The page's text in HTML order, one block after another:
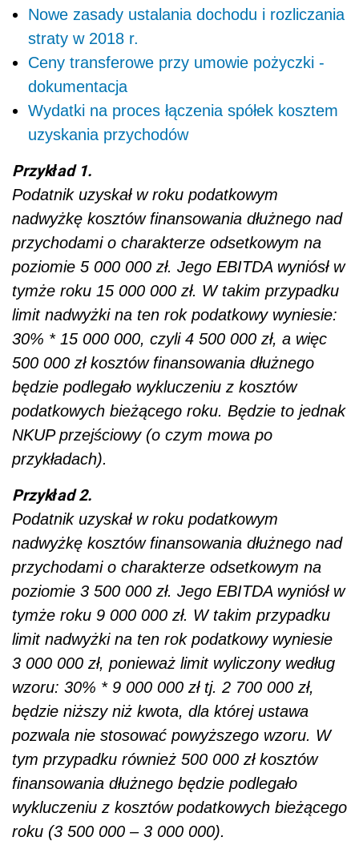
Nowe zasady ustalania dochodu i rozliczania
straty w 2018 r.
Ceny transferowe przy umowie pożyczki -
dokumentacja
Wydatki na proces łączenia spółek kosztem
uzyskania przychodów
Przykład 1.
Podatnik uzyskał w roku podatkowym
nadwyżkę kosztów finansowania dłużnego nad
przychodami o charakterze odsetkowym na
poziomie 5 000 000 zł. Jego EBITDA wyniósł w
tymże roku 15 000 000 zł. W takim przypadku
limit nadwyżki na ten rok podatkowy wyniesie:
30% * 15 000 000, czyli 4 500 000 zł, a więc
500 000 zł kosztów finansowania dłużnego
będzie podlegało wykluczeniu z kosztów
podatkowych bieżącego roku. Będzie to jednak
NKUP przejściowy (o czym mowa po
przykładach).
Przykład 2.
Podatnik uzyskał w roku podatkowym
nadwyżkę kosztów finansowania dłużnego nad
przychodami o charakterze odsetkowym na
poziomie 3 500 000 zł. Jego EBITDA wyniósł w
tymże roku 9 000 000 zł. W takim przypadku
limit nadwyżki na ten rok podatkowy wyniesie
3 000 000 zł, ponieważ limit wyliczony według
wzoru: 30% * 9 000 000 zł tj. 2 700 000 zł,
będzie niższy niż kwota, dla której ustawa
pozwala nie stosować powyższego wzoru. W
tym przypadku również 500 000 zł kosztów
finansowania dłużnego będzie podlegało
wykluczeniu z kosztów podatkowych bieżącego
roku (3 500 000 – 3 000 000).